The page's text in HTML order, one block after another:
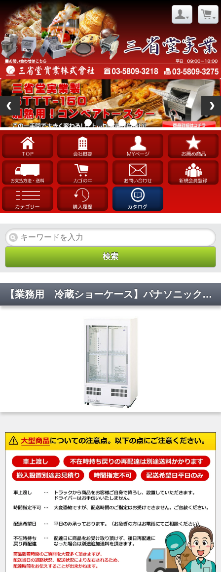
【業務用 冷蔵ショーケース】パナソニック製 幅460 [ 容積:82L・単相100V ] SMR-MZ48S W600×D360×H1080(mm)【送料無料/代引不可】